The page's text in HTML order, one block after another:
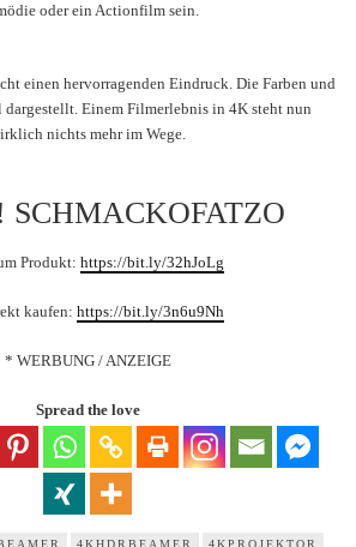
oder ein Actionfilm sein.
einen hervorragenden Eindruck. Die Farben und
dargestellt. Einem Filmerlebnis in 4K steht nun
nichts mehr im Wege.
Produkt: https://bit.ly/32hJoLg
kaufen: https://bit.ly/3n6u9Nh
* WERBUNG / ANZEIGE
Spread the love
4KHDRBEAMER
4KPROJEKTOR